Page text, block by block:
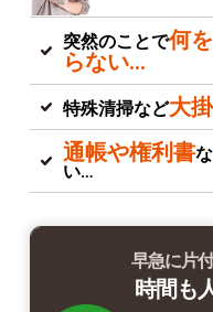
突然のことで何
らない…
特殊清掃など大
通帳や権利書
い…
早急に片
時間も